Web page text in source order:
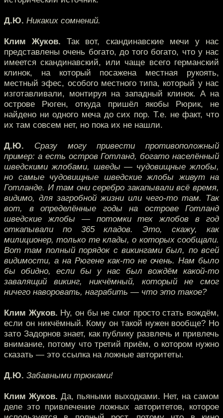
Д.Ю. Никаких сомнений.
Клим Жуков. Так вот, скандинавские мечи у нас
представлены очень богато, до того богато, что у нас
имеется скандинавский, или чаще всего германский
клинок, на который посажена местная рукоять,
местный эфес, особого местного типа, который у нас
изготавливали, монтируя на западный клинок. А на
острове Рюген, откуда пришёл якобы Рюрик, не
найдено ни одного меча до сих пор. Т.е. не факт, что
их там совсем нет, но пока их не нашли.
Д.Ю. Сразу могу привести противоположный
пример: а есть остров Готланд, богато населённый
шведскими жлобами, шведы — чудовищные жлобы,
но самые чудовищные шведские жлобы живут на
Готланде. И там они серебро закапывали всё время,
видимо, для загробной жизни или чего-то там. Так
вот, в определённые годы на острове Готланд
шведские жлобы — потомки тех жлобов в год
откапывали по 365 кладов. Это, скажу, как
милиционер, только те клады, о которых сообщали.
Вот там полный порядок с викингами был, по всей
видимости, а на Рюгене как-то не очень. Нам было
бы обидно, если бы у нас был вождём какой-то
завалящий викинг, никчёмный, который не смог
ничего наворовать, награбить — что это такое?
Клим Жуков. Ну, он бы не смог просто стать вождём,
если он никчёмный. Кому он такой нужен вообще? Но
зато Задорнов знает, как публику развлечь и привлечь
внимание, потому что третий приём, о котором нужно
сказать — это ссылка на ложные авторитеты.
Д.Ю. Забавными трюками!
Клим Жуков. Да, пьяными выходками. Нет, на самом
деле это привлечение ложных авторитетов, которое